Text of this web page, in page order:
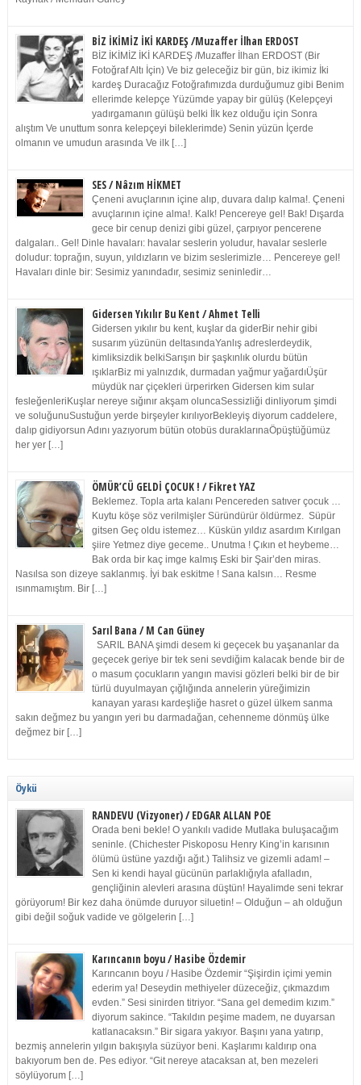
BİZ İKİMİZ İKİ KARDEŞ /Muzaffer İlhan ERDOST
BİZ İKİMİZ İKİ KARDEŞ /Muzaffer İlhan ERDOST (Bir
Fotoğraf Altı İçin) Ve biz geleceğiz bir gün, biz ikimiz İki
kardeş Duracağız Fotoğrafımızda durduğumuz gibi Benim
ellerimde kelepçe Yüzümde yapay bir gülüş (Kelepçeyi
yadırgamanın gülüşü belki İlk kez olduğu için Sonra
alıştım Ve unuttum sonra kelepçeyi bileklerimde) Senin yüzün İçerde
olmanın ve umudun arasında Ve ilk […]
SES / Nâzım HİKMET
Çeneni avuçlarının içine alıp, duvara dalıp kalma!. Çeneni
avuçlarının içine alma!. Kalk! Pencereye gel! Bak! Dışarda
gece bir cenup denizi gibi güzel, çarpıyor pencerene
dalgaları.. Gel! Dinle havaları: havalar seslerin yoludur, havalar seslerle
doludur: toprağın, suyun, yıldızların ve bizim seslerimizle… Pencereye gel!
Havaları dinle bir: Sesimiz yanındadır, sesimiz seninledir…
Gidersen Yıkılır Bu Kent / Ahmet Telli
Gidersen yıkılır bu kent, kuşlar da giderBir nehir gibi
susarım yüzünün deltasındaYanlış adreslerdeydik,
kimliksizdik belkiSarışın bir şaşkınlık olurdu bütün
ışıklarBiz mi yalnızdık, durmadan yağmur yağardıÜşür
müydük nar çiçekleri ürperirken Gidersen kim sular
fesleğenleriKuşlar nereye sığınır akşam oluncaSessizliği dinliyorum şimdi
ve soluğunuSustuğun yerde birşeyler kırılıyorBekleyiş diyorum caddelere,
dalıp gidiyorsun Adını yazıyorum bütün otobüs duraklarınaÖpüştüğümüz
her yer […]
ÖMÜR’CÜ GELDİ ÇOCUK ! / Fikret YAZ
Beklemez. Topla arta kalanı Pencereden satıver çocuk …
Kuytu köşe söz verilmişler Süründürür öldürmez. Süpür
gitsen Geç oldu istemez… Küskün yıldız asardım Kırılgan
şiire Yetmez diye geceme.. Unutma ! Çıkın et heybeme…
Bak orda bir kaç imge kalmış Eski bir Şair’den miras.
Nasılsa son dizeye saklanmış. İyi bak eskitme ! Sana kalsın… Resme
ısınmamıştım. Bir […]
Sarıl Bana / M Can Güney
SARIL BANA şimdi desem ki geçecek bu yaşananlar da
geçecek geriye bir tek seni sevdiğim kalacak bende bir de
o masum çocukların yangın mavisi gözleri belki bir de bir
türlü duyulmayan çığlığında annelerin yüreğimizin
kanayan yarası kardeşliğe hasret o güzel ülkem sanma
sakın değmez bu yangın yeri bu darmadağan, cehenneme dönmüş ülke
değmez bir […]
Öykü
RANDEVU (Vizyoner) / EDGAR ALLAN POE
Orada beni bekle! O yankılı vadide Mutlaka buluşacağım
seninle. (Chichester Piskoposu Henry King’in karısının
ölümü üstüne yazdığı ağıt.) Talihsiz ve gizemli adam! –
Sen ki kendi hayal gücünün parlaklığıyla afalladın,
gençliğinin alevleri arasına düştün! Hayalimde seni tekrar
görüyorum! Bir kez daha önümde duruyor siluetin! – Olduğun – ah olduğun
gibi değil soğuk vadide ve gölgelerin […]
Karıncanın boyu / Hasibe Özdemir
Karıncanın boyu / Hasibe Özdemir “Şişirdin içimi yemin
ederim ya! Deseydin methiyeler düzeceğiz, çıkmazdım
evden.” Sesi sinirden titriyor. “Sana gel demedim kızım.”
diyorum sakince. “Takıldın peşime madem, ne duyarsan
katlanacaksın.” Bir sigara yakıyor. Başını yana yatırıp,
bezmiş annelerin yılgın bakışıyla süzüyor beni. Kaşlarımı kaldırıp ona
bakıyorum ben de. Pes ediyor. “Git nereye atacaksan at, ben mezeleri
söylüyorum […]